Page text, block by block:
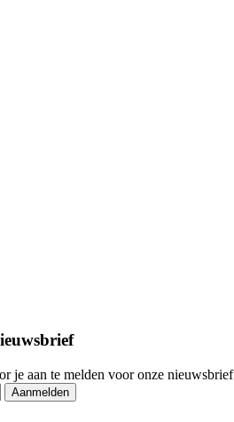
je aan te melden voor onze nieuwsbrief
Aanmelden